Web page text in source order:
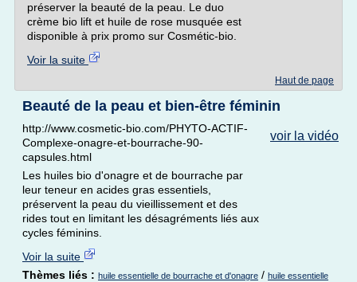
préserver la beauté de la peau. Le duo
crème bio lift et huile de rose musquée est
disponible à prix promo sur Cosmétic-bio.
Voir la suite
Haut de page
Beauté de la peau et bien-être féminin
voir la vidéo
http://www.cosmetic-bio.com/PHYTO-ACTIF-
Complexe-onagre-et-bourrache-90-
capsules.html
Les huiles bio d'onagre et de bourrache par
leur teneur en acides gras essentiels,
préservent la peau du vieillissement et des
rides tout en limitant les désagréments liés aux
cycles féminins.
Voir la suite
Thèmes liés : huile essentielle de bourrache et d'onagre / huile essentielle